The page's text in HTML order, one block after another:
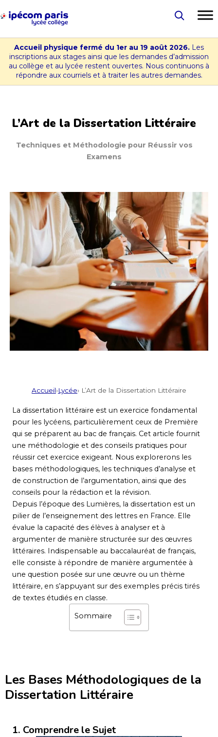
au
Collège
Ipécom
Paris
Accueil physique fermé du 1er au 19 août 2026. Les
inscriptions aux stages ainsi que les demandes d’admission
au collège et au lycée restent ouvertes. Nous continuons à
répondre aux courriels et à traiter les autres demandes.
L’Art de la Dissertation Littéraire
Techniques et Méthodologie pour Réussir vos
Examens
Accueil›Lycée› L’Art de la Dissertation Littéraire
La dissertation littéraire est un exercice fondamental
pour les lycéens, particulièrement ceux de Première
qui se préparent au bac de français. Cet article fournit
une méthodologie et des conseils pratiques pour
réussir cet exercice exigeant. Nous explorerons les
bases méthodologiques, les techniques d’analyse et
de construction de l’argumentation, ainsi que des
conseils pour la rédaction et la révision.
Depuis l’époque des Lumières, la dissertation est un
pilier de l’enseignement des lettres en France. Elle
évalue la capacité des élèves à analyser et à
argumenter de manière structurée sur des œuvres
littéraires. Indispensable au baccalauréat de français,
elle consiste à répondre de manière argumentée à
une question posée sur une œuvre ou un thème
littéraire, en s’appuyant sur des exemples précis tirés
de textes étudiés en classe.
Sommaire
Les Bases Méthodologiques de la
Dissertation Littéraire
1. Comprendre le Sujet